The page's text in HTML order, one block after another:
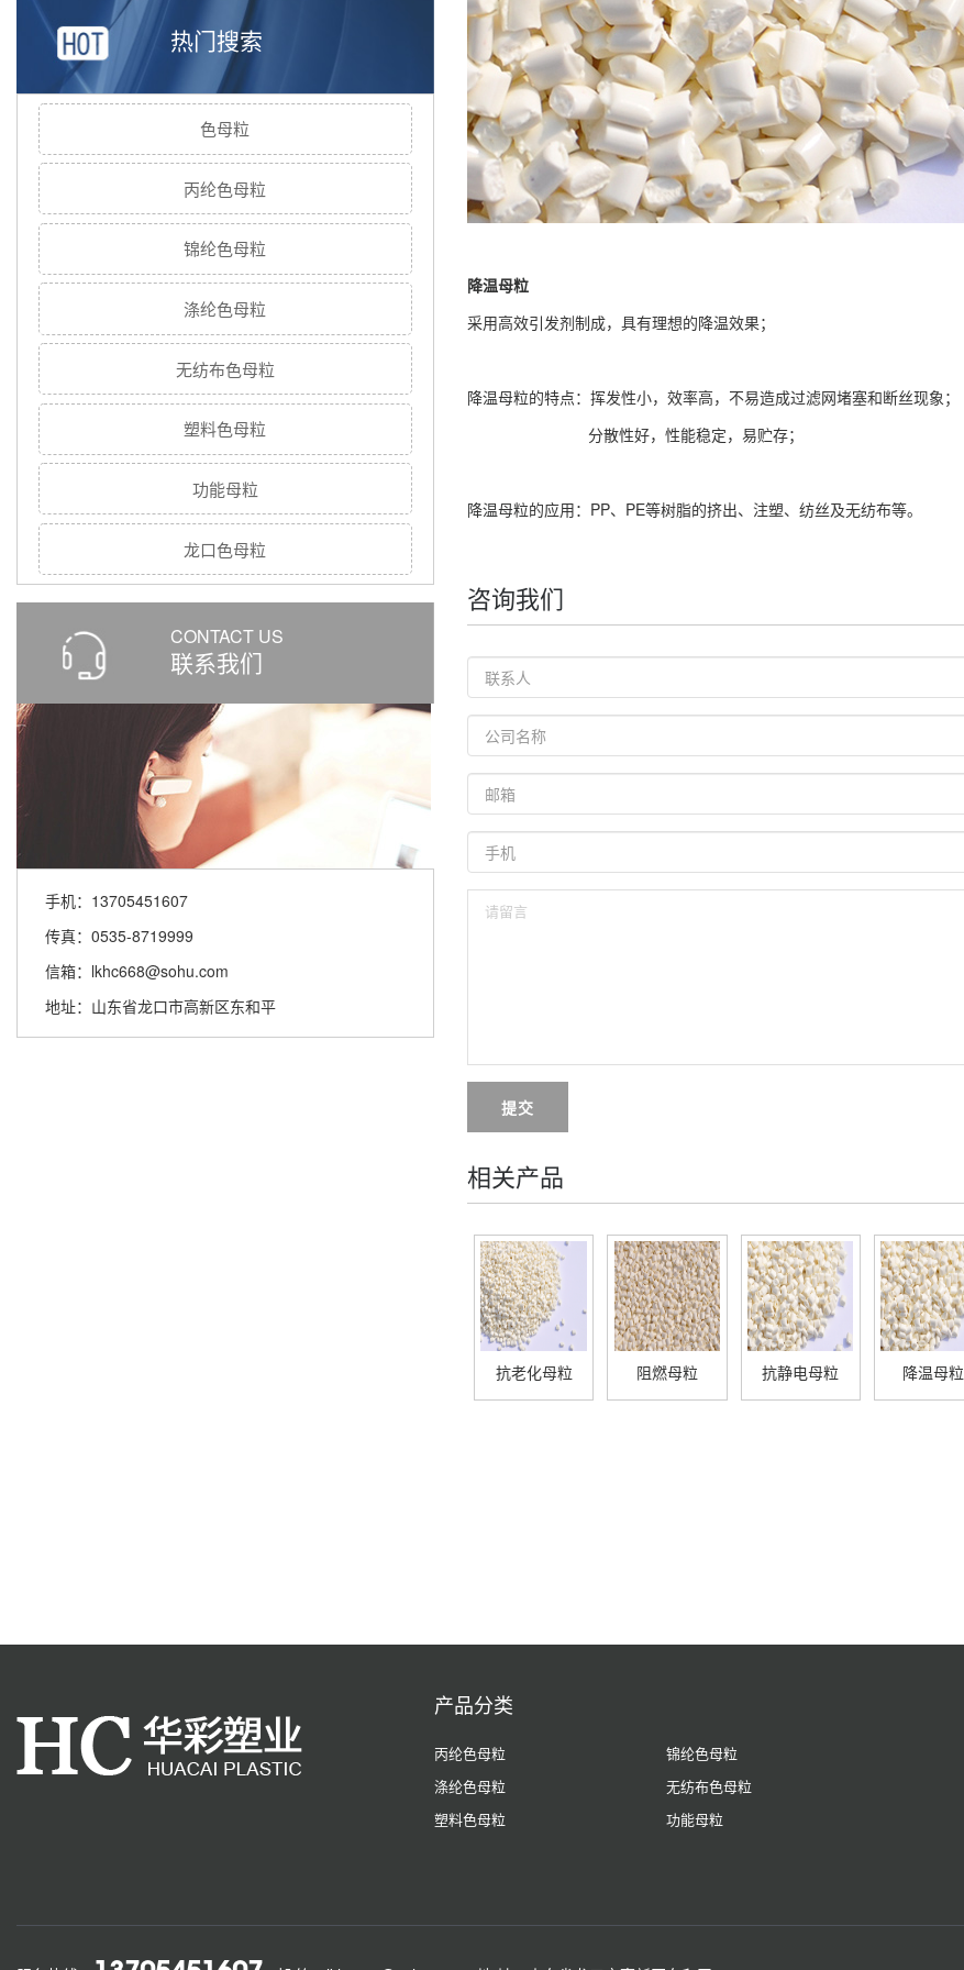
热门搜索
色母粒
丙纶色母粒
锦纶色母粒
涤纶色母粒
无纺布色母粒
塑料色母粒
功能母粒
龙口色母粒
CONTACT US
联系我们
手机：13705451607
传真：0535-8719999
信箱：lkhc668@sohu.com
地址：山东省龙口市高新区东和平
降温母粒
采用高效引发剂制成，具有理想的降温效果；
降温母粒的特点：挥发性小，效率高，不易造成过滤网堵塞和断丝现象；
分散性好，性能稳定，易贮存；
降温母粒的应用：PP、PE等树脂的挤出、注塑、纺丝及无纺布等。
咨询我们
提交
相关产品
抗老化母粒 阻燃母粒 抗静电母粒 降温母粒
产品分类
丙纶色母粒
锦纶色母粒
涤纶色母粒
无纺布色母粒
塑料色母粒
功能母粒